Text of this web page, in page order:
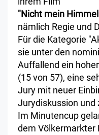
"Nicht mein
nämlich Regie und
Für die Kategorie
sie unter den
Auffallend ein
(15 von 57), eine
Jury mit neuer
Jurydiskussion und
Im Minutencup
dem Völkermarkter